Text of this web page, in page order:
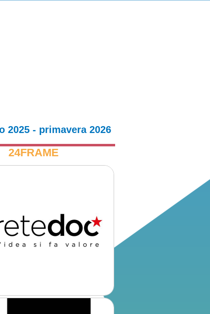
2025 - primavera 2026
24FRAME